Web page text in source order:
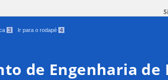
3 Ir para o rodapé 4
de Engenharia de